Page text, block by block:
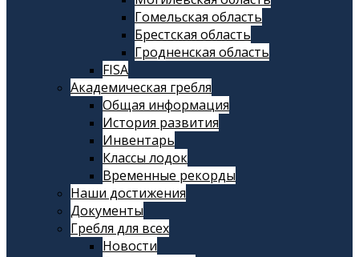
Гомельская область
Брестская область
Гродненская область
FISA
Академическая гребля
Общая информация
История развития
Инвентарь
Классы лодок
Временные рекорды
Наши достижения
Документы
Гребля для всех
Новости